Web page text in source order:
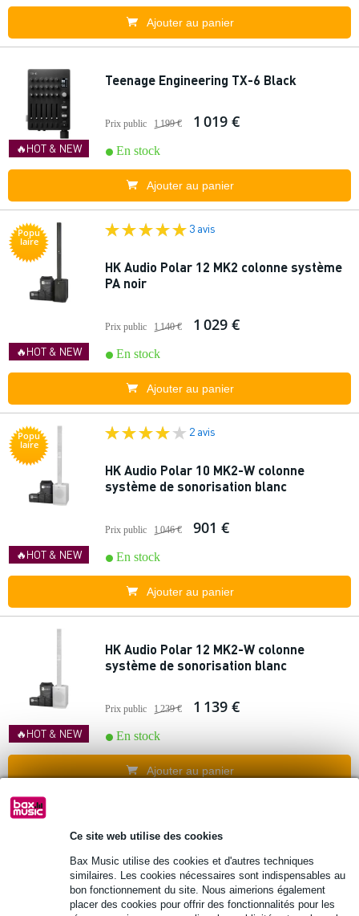
Ce site web utilise des cookies
Bax Music utilise des cookies et d'autres techniques
similaires. Les cookies nécessaires sont indispensables au
bon fonctionnement du site. Nous aimerions également
placer des cookies pour offrir des fonctionnalités pour les
Ajouter au panier
🔥HOT & NEW
Teenage Engineering TX-6 Black
Prix public 1 199 € 1 019 €
En stock
Ajouter au panier
Popu
laire
🔥HOT & NEW
3 avis
HK Audio Polar 12 MK2 colonne système
PA noir
Prix public 1 140 € 1 029 €
En stock
Ajouter au panier
Popu
laire
🔥HOT & NEW
2 avis
HK Audio Polar 10 MK2-W colonne
système de sonorisation blanc
Prix public 1 046 € 901 €
En stock
Ajouter au panier
🔥HOT & NEW
HK Audio Polar 12 MK2-W colonne
système de sonorisation blanc
Prix public 1 239 € 1 139 €
En stock
Ajouter au panier
Popu
🔥HOT & NEW
Radial HotShot MD sélecteur de
microphones
Prix public 237 € 218 €